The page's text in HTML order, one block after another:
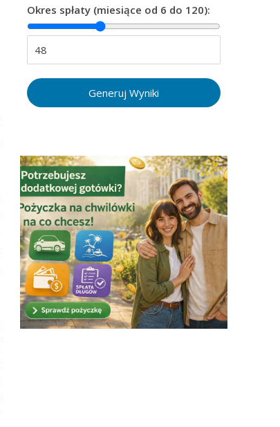
Okres spłaty (miesiące od 6 do 120):
Generuj Wyniki